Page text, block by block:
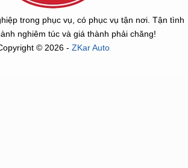
trong phục vụ, có phục vụ tận nơi. Tận tình
nghiêm túc và giá thành phải chăng!
© 2026 - ZKar Auto